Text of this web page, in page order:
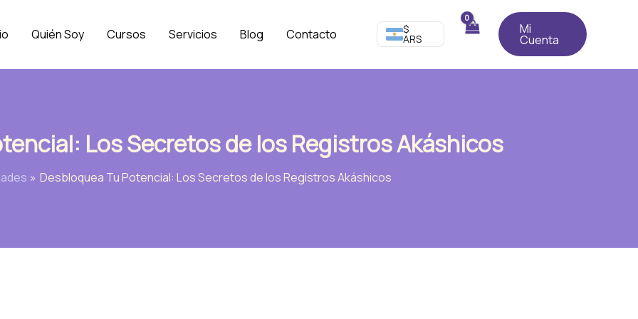
Quién Soy Cursos Servicios Blog Contacto $
ARS
Mi
Cuenta
Los Secretos de los Registros Akáshicos
Desbloquea Tu Potencial: Los Secretos de los Registros Akáshicos